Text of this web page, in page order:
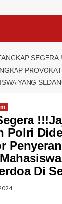
SEGERA
YANG
Polri
Di